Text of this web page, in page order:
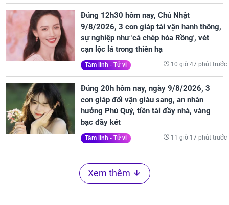
Đúng 12h30 hôm nay, Chủ Nhật
9/8/2026, 3 con giáp tài vận hanh thông,
sự nghiệp như 'cá chép hóa Rồng', vét
cạn lộc lá trong thiên hạ
Tâm linh - Tử vi 10 giờ 47 phút trước
Đúng 20h hôm nay, ngày 9/8/2026, 3
con giáp đổi vận giàu sang, an nhàn
hưởng Phú Quý, tiền tài đầy nhà, vàng
bạc đầy két
Tâm linh - Tử vi 11 giờ 17 phút trước
Xem thêm